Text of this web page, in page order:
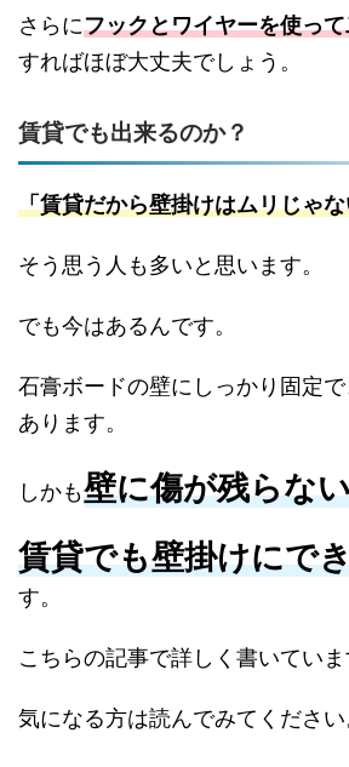
さらにフックとワイヤーを使っ
すればほぼ大丈夫でしょう。
賃貸でも出来るのか？
「賃貸だから壁掛けはムリじゃ
そう思う人も多いと思います。
でも今はあるんです。
石膏ボードの壁にしっかり固定
あります。
しかも壁に傷が残らな
賃貸でも壁掛けにで
す。
こちらの記事で詳しく書いていま
気になる方は読んでみてください